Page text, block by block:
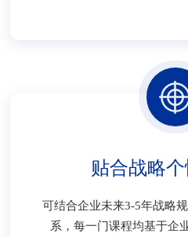
贴合战略
可结合企业未来3-5年战略
系，每一门课程均基于企